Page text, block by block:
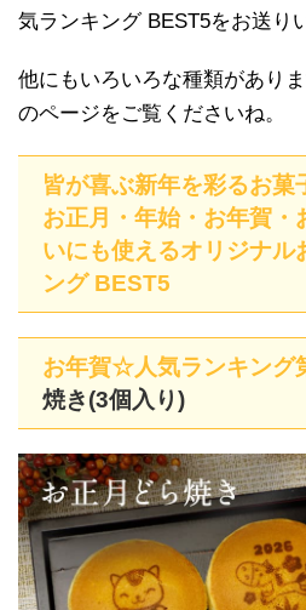
気ランキング BEST5をお送り
他にもいろいろな種類があり
のページをご覧くださいね。
皆が喜ぶ新年を彩るお菓
お正月・年始・お年賀・
いにも使えるオリジナル
ング BEST5
お年賀☆人気ランキン
焼き(3個入り)